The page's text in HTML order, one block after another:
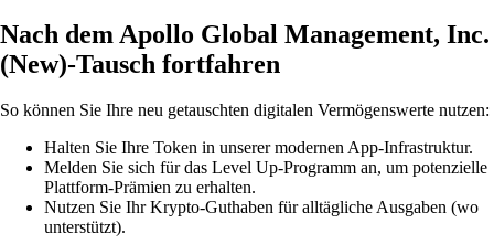
Nach dem Apollo Global Management, Inc.
(New)-Tausch fortfahren
So können Sie Ihre neu getauschten digitalen Vermögenswerte nutzen:
Halten Sie Ihre Token in unserer modernen App-Infrastruktur.
Melden Sie sich für das Level Up-Programm an, um potenzielle
Plattform-Prämien zu erhalten.
Nutzen Sie Ihr Krypto-Guthaben für alltägliche Ausgaben (wo
unterstützt).